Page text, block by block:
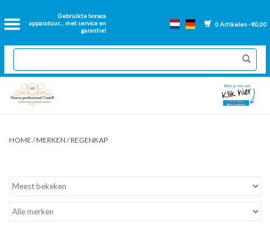
Gebruikte horeca
apparatuur.... met service en
garantie!
0 Artikelen - €0,00
Home
2dehands Horeca
Nieuwe apparatuur
Onderdelen bakwanden
HOME /MERKEN /REGENKAP